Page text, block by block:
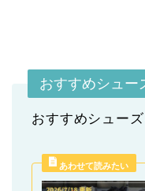
おすすめシュー
おすすめシュー